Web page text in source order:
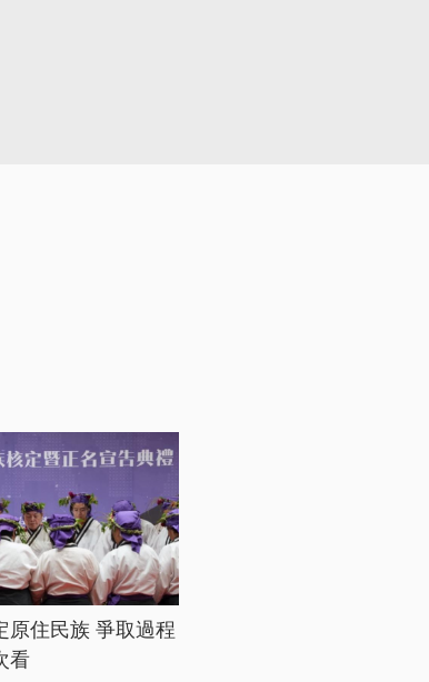
原住民族 爭取過程
看